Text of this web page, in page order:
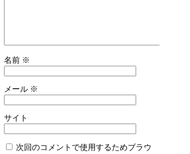
名前 ※
メール ※
サイト
次回のコメントで使用するためブラウ